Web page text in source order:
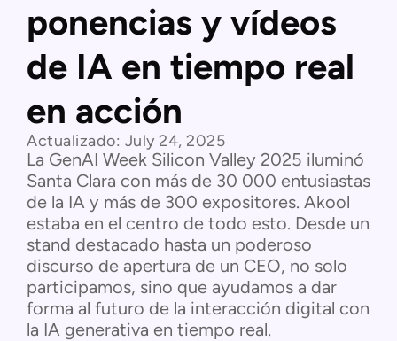
ponencias y vídeos
de IA en tiempo real
en acción
Actualizado: July 24, 2025
La GenAI Week Silicon Valley 2025 iluminó
Santa Clara con más de 30 000 entusiastas
de la IA y más de 300 expositores. Akool
estaba en el centro de todo esto. Desde un
stand destacado hasta un poderoso
discurso de apertura de un CEO, no solo
participamos, sino que ayudamos a dar
forma al futuro de la interacción digital con
la IA generativa en tiempo real.